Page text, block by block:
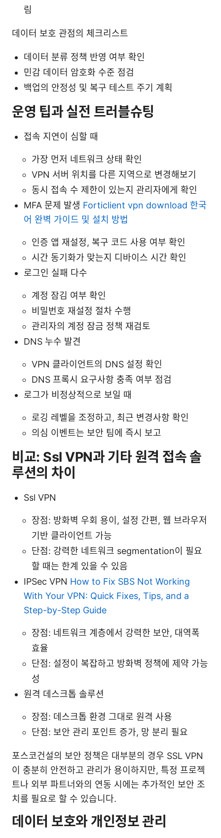
림
데이터 보호 관점의 체크리스트
데이터 분류 정책 반영 여부 확인
민감 데이터 암호화 수준 점검
백업의 안정성 및 복구 테스트 주기 계획
운영 팁과 실전 트러블슈팅
접속 지연이 심할 때
가장 먼저 네트워크 상태 확인
VPN 서버 위치를 다른 지역으로 변경해보기
동시 접속 수 제한이 있는지 관리자에게 확인
MFA 문제 발생 Forticlient vpn download 한국
어 완벽 가이드 및 설치 방법
인증 앱 재설정, 복구 코드 사용 여부 확인
시간 동기화가 맞는지 디바이스 시간 확인
로그인 실패 다수
계정 잠김 여부 확인
비밀번호 재설정 절차 수행
관리자의 계정 잠금 정책 재검토
DNS 누수 발견
VPN 클라이언트의 DNS 설정 확인
DNS 프록시 요구사항 충족 여부 점검
로그가 비정상적으로 보일 때
로깅 레벨을 조정하고, 최근 변경사항 확인
의심 이벤트는 보안 팀에 즉시 보고
비교: Ssl VPN과 기타 원격 접속 솔
루션의 차이
Ssl VPN
장점: 방화벽 우회 용이, 설정 간편, 웹 브라우저
기반 클라이언트 가능
단점: 강력한 네트워크 segmentation이 필요
할 때는 한계 있을 수 있음
IPSec VPN How to Fix SBS Not Working
With Your VPN: Quick Fixes, Tips, and a
Step-by-Step Guide
장점: 네트워크 계층에서 강력한 보안, 대역폭
효율
단점: 설정이 복잡하고 방화벽 정책에 제약 가능
성
원격 데스크톱 솔루션
장점: 데스크톱 환경 그대로 원격 사용
단점: 보안 관리 포인트 증가, 망 분리 필요
포스코건설의 보안 정책은 대부분의 경우 SSL VPN
이 충분히 안전하고 관리가 용이하지만, 특정 프로젝
트나 외부 파트너와의 연동 시에는 추가적인 보안 조
치를 필요로 할 수 있습니다.
데이터 보호와 개인정보 관리